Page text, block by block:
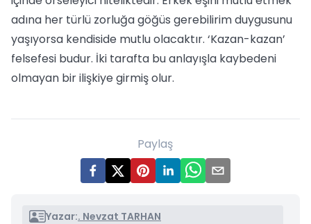
adına her türlü zorluğa göğüs gerebilirim duygusunu
yaşıyorsa kendiside mutlu olacaktır. ‘Kazan-kazan’
felsefesi budur. İki tarafta bu anlayışla kaybedeni
olmayan bir ilişkiye girmiş olur.
Paylaş
Yazar:. Nevzat TARHAN